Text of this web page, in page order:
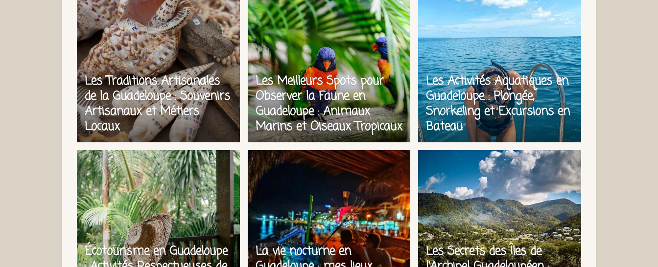
Les Traditions Artisanales
de la Guadeloupe : Souvenirs
Artisanaux et Métiers
Locaux
Les Meilleurs Spots pour
Observer la Faune en
Guadeloupe : Animaux
Marins et Oiseaux Tropicaux
Les Activités Aquatiques en
Guadeloupe : Plongée,
Snorkeling et Excursions en
Bateau
Écotourisme en Guadeloupe
La vie nocturne en
Les Secrets des Îles de